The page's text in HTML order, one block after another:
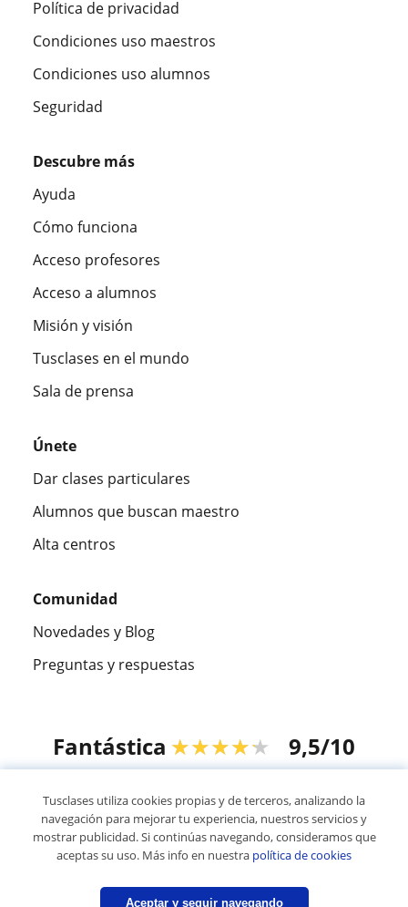
Política de privacidad
Condiciones uso maestros
Condiciones uso alumnos
Seguridad
Descubre más
Ayuda
Cómo funciona
Acceso profesores
Acceso a alumnos
Misión y visión
Tusclases en el mundo
Sala de prensa
Únete
Dar clases particulares
Alumnos que buscan maestro
Alta centros
Comunidad
Novedades y Blog
Preguntas y respuestas
Fantástica ★★★★★ 9,5/10
© 2007 - 2026 Tusclases.mx
Mapa web:Profesores particulares
Tusclases utiliza cookies propias y de terceros, analizando la
navegación para mejorar tu experiencia, nuestros servicios y
mostrar publicidad. Si continúas navegando, consideramos que
aceptas su uso. Más info en nuestra política de cookies
Aceptar y seguir navegando